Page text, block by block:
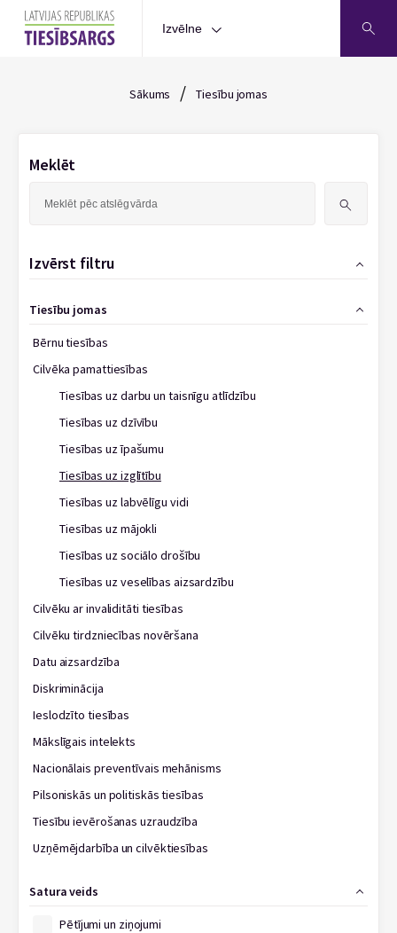
Izvēlne
Sākums / Tiesību jomas
Meklēt
Izvērst filtru
Tiesību jomas
Bērnu tiesības
Cilvēka pamattiesības
Tiesības uz darbu un taisnīgu atlīdzību
Tiesības uz dzīvību
Tiesības uz īpašumu
Tiesības uz izglītību
Tiesības uz labvēlīgu vidi
Tiesības uz mājokli
Tiesības uz sociālo drošību
Tiesības uz veselības aizsardzību
Cilvēku ar invaliditāti tiesības
Cilvēku tirdzniecības novēršana
Datu aizsardzība
Diskriminācija
Ieslodzīto tiesības
Mākslīgais intelekts
Nacionālais preventīvais mehānisms
Pilsoniskās un politiskās tiesības
Tiesību ievērošanas uzraudzība
Uzņēmējdarbība un cilvēktiesības
Satura veids
Pētījumi un ziņojumi